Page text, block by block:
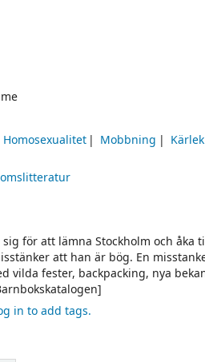
Homosexualitet Mobbning Kärlek
för att lämna Stockholm och åka
att han är bög. En
vilda fester, backpacking, nya
in to add tags.